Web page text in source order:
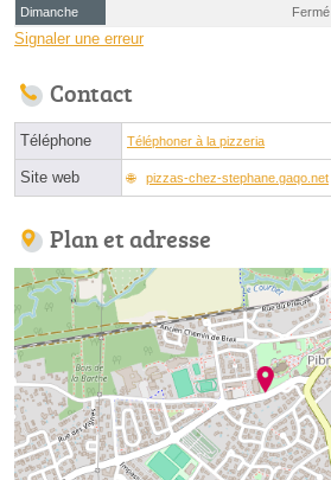
Dimanche
Fermé
Signaler une erreur
Contact
Téléphone Téléphoner à la pizzeria
Site web pizzas-chez-stephane.gaqo.net
Plan et adresse